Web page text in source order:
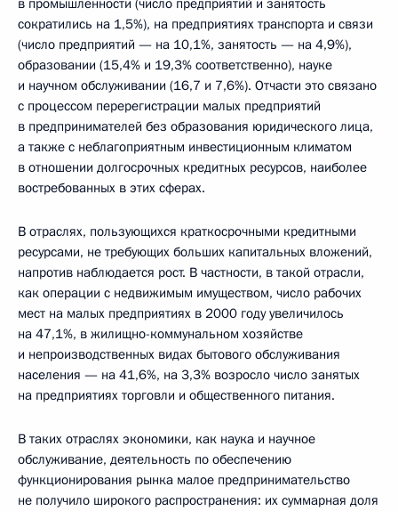
в промышленности (число предприятий и занятость
сократились на 1,5%), на предприятиях транспорта и связи
(число предприятий — на 10,1%, занятость — на 4,9%),
образовании (15,4% и 19,3% соответственно), науке
и научном обслуживании (16,7 и 7,6%). Отчасти это связано
с процессом перерегистрации малых предприятий
в предпринимателей без образования юридического лица,
а также с неблагоприятным инвестиционным климатом
в отношении долгосрочных кредитных ресурсов, наиболее
востребованных в этих сферах.
В отраслях, пользующихся краткосрочными кредитными
ресурсами, не требующих больших капитальных вложений,
напротив наблюдается рост. В частности, в такой отрасли,
как операции с недвижимым имуществом, число рабочих
мест на малых предприятиях в 2000 году увеличилось
на 47,1%, в жилищно-коммунальном хозяйстве
и непроизводственных видах бытового обслуживания
населения — на 41,6%, на 3,3% возросло число занятых
на предприятиях торговли и общественного питания.
В таких отраслях экономики, как наука и научное
обслуживание, деятельность по обеспечению
функционирования рынка малое предпринимательство
не получило широкого распространения: их суммарная доля